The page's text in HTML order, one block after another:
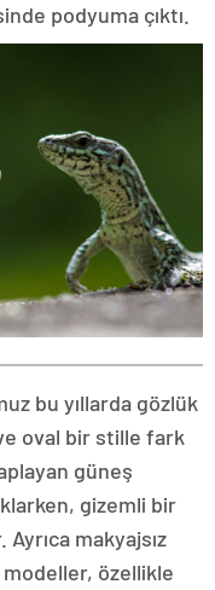
podyuma çıktı.
bu yıllarda gözlük
oval bir stille fark
güneş
gizemli bir
Ayrıca makyajsız
modeller, özellikle